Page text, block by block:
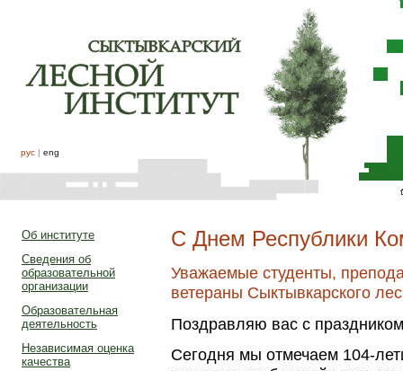
рус | eng
Об институте
Сведения об
образовательной
организации
Образовательная
деятельность
Независимая оценка
качества
С Днем Республики
Уважаемые студенты,
ветераны Сыктывкарского
Поздравляю вас с
Сегодня мы отмечаем 104-